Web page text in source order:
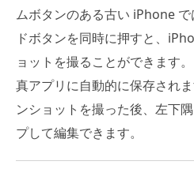
ムボタンのある古い iPhone
ドボタンを同時に押すと、
ョットを撮ることができます
真アプリに自動的に保存され
ンショットを撮った後、左下
プして編集できます。